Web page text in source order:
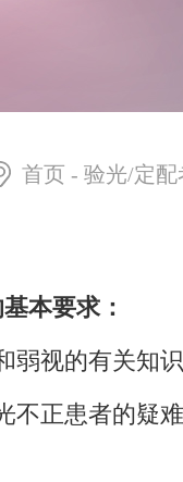
首页 - 验光/定
本要求：
视的有关知
正患者的疑